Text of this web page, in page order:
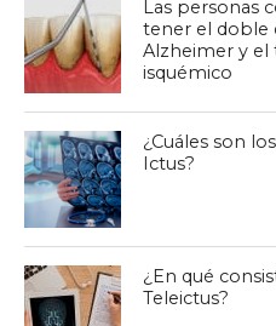
Las personas
tener el doble
Alzheimer y el
isquémico
¿Cuáles son
Ictus?
¿En qué
Teleictus?